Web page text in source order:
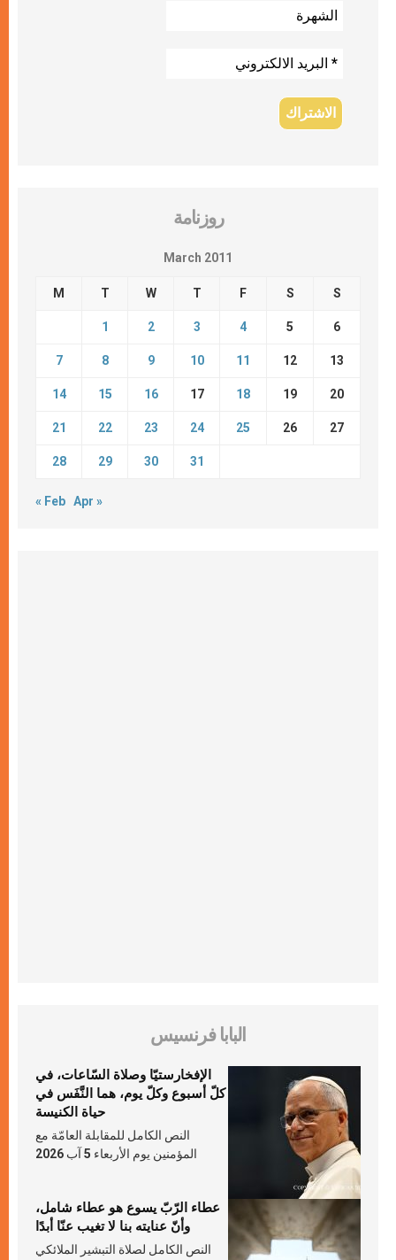
روزنامة
March 2011
M T W T F S S
1 2 3 4 5 6
7 8 9 10 11 12 13
14 15 16 17 18 19 20
21 22 23 24 25 26 27
28 29 30 31
« Feb Apr »
البابا فرنسيس
الإفخارستيّا وصلاة السّاعات، في
كلّ أسبوع وكلّ يوم، هما النَّفَس في
حياة الكنيسة
النص الكامل للمقابلة العامّة مع
المؤمنين يوم الأربعاء 5 آب 2026
عطاء الرّبّ يسوع هو عطاء شامل،
وأنّ عنايته بنا لا تغيب عنّا أبدًا
النص الكامل لصلاة التبشير الملائكي